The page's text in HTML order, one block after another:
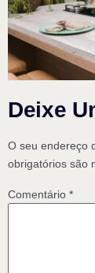
Deixe
O seu endereço
obrigatórios são
Comentário *